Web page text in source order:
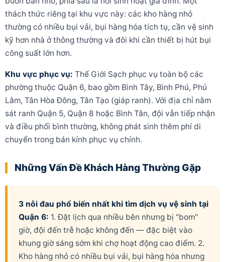
thách thức riêng tại khu vực này: các kho hàng nhỏ
thường có nhiều bụi vải, bụi hàng hóa tích tụ, cần vệ sinh
kỹ hơn nhà ở thông thường và đôi khi cần thiết bị hút bụi
công suất lớn hơn.
Khu vực phục vụ: Thế Giới Sạch phục vụ toàn bộ các
phường thuộc Quận 6, bao gồm Bình Tây, Bình Phú, Phú
Lâm, Tân Hòa Đông, Tân Tạo (giáp ranh). Với địa chỉ nằm
sát ranh Quận 5, Quận 8 hoặc Bình Tân, đội vẫn tiếp nhận
và điều phối bình thường, không phát sinh thêm phí di
chuyển trong bán kính phục vụ chính.
Những Vấn Đề Khách Hàng Thường Gặp
3 nỗi đau phổ biến nhất khi tìm dịch vụ vệ sinh tại
Quận 6: 1. Đặt lịch qua nhiều bên nhưng bị "bom"
giờ, đội đến trễ hoặc không đến — đặc biệt vào
khung giờ sáng sớm khi chợ hoạt động cao điểm. 2.
Kho hàng nhỏ có nhiều bụi vải, bụi hàng hóa nhưng